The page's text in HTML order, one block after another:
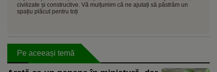
civilizate și constructive. Vă mulțumim că ne ajutați să păstrăm un
spațiu plăcut pentru toți
Pe aceeași temă